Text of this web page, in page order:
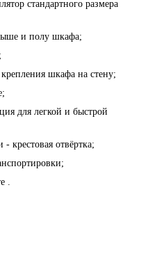
стандартного размера
и полу шкафа;
шкафа на стену;
для легкой и быстрой
крестовая отвёртка;
.